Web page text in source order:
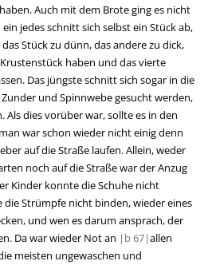
Auch mit dem Brote ging es nicht
jedes schnitt sich selbst ein Stück ab,
Stück zu dünn, das andere zu dick,
haben und das vierte
Das jüngste schnitt sich sogar in die
und Spinnwebe gesucht werden,
Als dies vorüber war, sollte es in den
war schon wieder nicht einig denn
auf die Straße laufen. Allein, weder
noch auf die Straße war der Anzug
Kinder konnte die Schuhe nicht
die Strümpfe nicht binden, wieder eines
und wen es darum ansprach, der
Da war wieder Not an | b67|allen
meisten ungewaschen und